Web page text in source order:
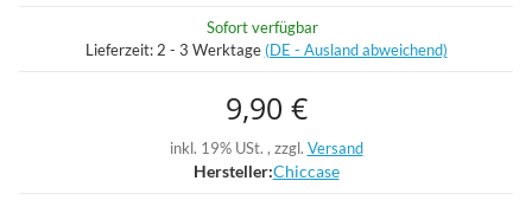
Sofort verfügbar
Lieferzeit: 2 - 3 Werktage (DE - Ausland abweichend)
9,90 €
inkl. 19% USt. , zzgl. Versand
Hersteller:Chiccase